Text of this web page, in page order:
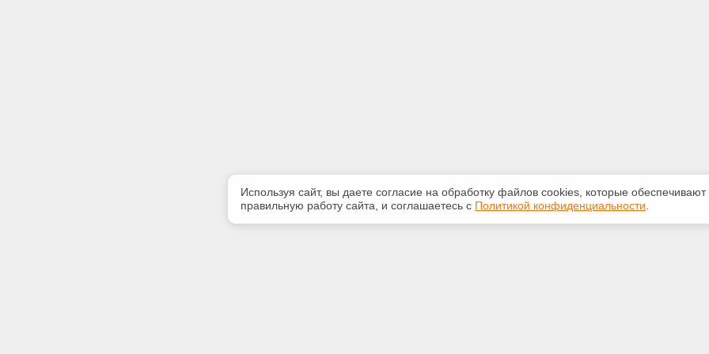
Используя сайт, вы даете согласие на обработку файлов сооkiеs, которые обеспечивают
правильную работу сайта, и соглашаетесь с Политикой конфиденциальности